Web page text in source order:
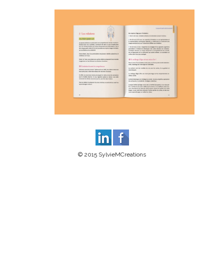
© 2015 SylvieMCreations